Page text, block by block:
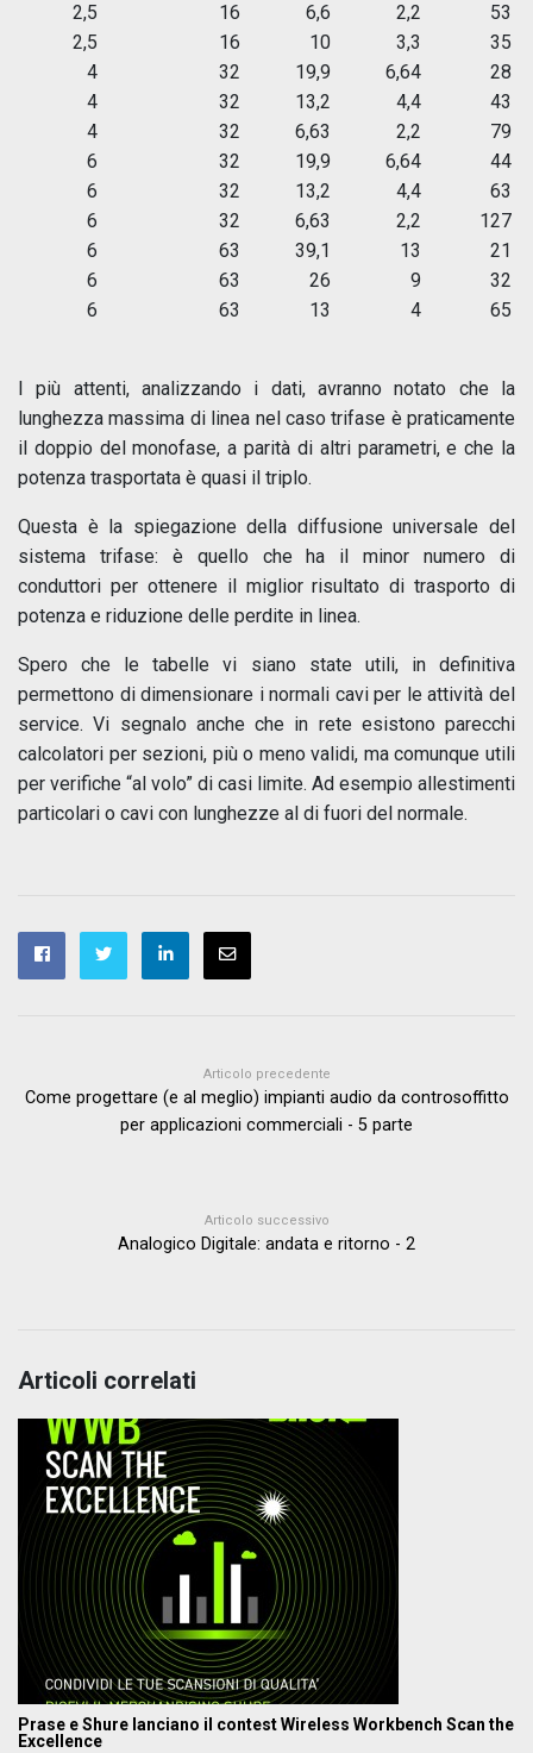
2,5
16 6,6 2,2
53
2,5
16 10 3,3
35
4
32 19,9 6,64
28
4
32 13,2 4,4
43
4
32 6,63 2,2
79
6
32 19,9 6,64
44
6
32 13,2 4,4
63
6
32 6,63 2,2
127
6
63 39,1 13
21
6
63 26 9
32
6
63 13 4 65
I più attenti, analizzando i dati, avranno notato che la
lunghezza massima di linea nel caso trifase è praticamente
il doppio del monofase, a parità di altri parametri, e che la
potenza trasportata è quasi il triplo.
Questa è la spiegazione della diffusione universale del
sistema trifase: è quello che ha il minor numero di
conduttori per ottenere il miglior risultato di trasporto di
potenza e riduzione delle perdite in linea.
Spero che le tabelle vi siano state utili, in definitiva
permettono di dimensionare i normali cavi per le attività del
service. Vi segnalo anche che in rete esistono parecchi
calcolatori per sezioni, più o meno validi, ma comunque utili
per verifiche “al volo” di casi limite. Ad esempio allestimenti
particolari o cavi con lunghezze al di fuori del normale.
Articolo precedente
Come progettare (e al meglio) impianti audio da controsoffitto
per applicazioni commerciali - 5 parte
Articolo successivo
Analogico Digitale: andata e ritorno - 2
Articoli correlati
Prase e Shure lanciano il contest Wireless Workbench Scan the
Excellence